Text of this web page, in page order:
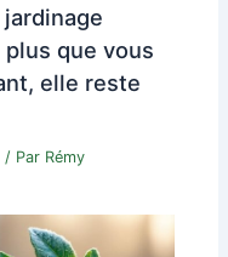
que vous
elle reste
/ Par Rémy